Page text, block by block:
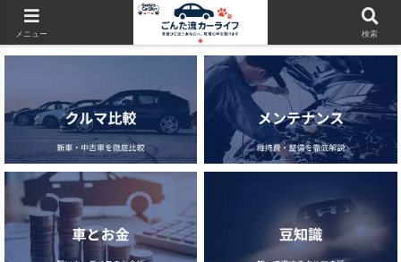
当サイトはアフィリエイト広告（PR）を含みます
メニュー 検索